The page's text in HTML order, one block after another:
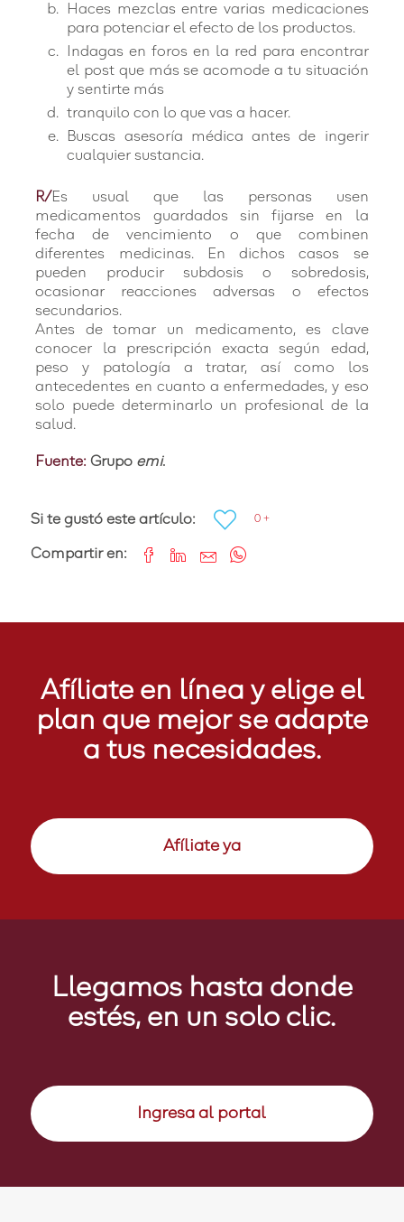
Haces mezclas entre varias medicaciones
para potenciar el efecto de los productos.
Indagas en foros en la red para encontrar
el post que más se acomode a tu situación
y sentirte más
tranquilo con lo que vas a hacer.
Buscas asesoría médica antes de ingerir
cualquier sustancia.
R/Es usual que las personas usen
medicamentos guardados sin fijarse en la
fecha de vencimiento o que combinen
diferentes medicinas. En dichos casos se
pueden producir subdosis o sobredosis,
ocasionar reacciones adversas o efectos
secundarios.
Antes de tomar un medicamento, es clave
conocer la prescripción exacta según edad,
peso y patología a tratar, así como los
antecedentes en cuanto a enfermedades, y eso
solo puede determinarlo un profesional de la
salud.
Fuente: Grupo emi.
Si te gustó este artículo: 0 +
Compartir en:
Afíliate en línea y elige el
plan que mejor se adapte
a tus necesidades.
Afíliate ya
Llegamos hasta donde
estés, en un solo clic.
Ingresa al portal